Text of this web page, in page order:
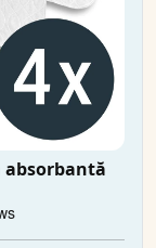
absorbantă